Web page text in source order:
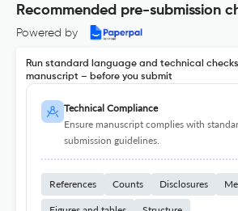
Recommended pre-submission
Powered by
Run standard language and technical
manuscript – before you submit
Technical Compliance
Ensure manuscript complies with
submission guidelines.
References Counts Disclosures